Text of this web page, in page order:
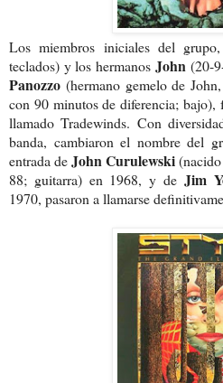
Los miembros iniciales del
teclados) y los hermanos John(20-
Panozzo (hermano gemelo de
con 90 minutos de diferencia;
llamado Tradewinds. Con
banda, cambiaron el nombre del
entrada deJohn Curulewski
88; guitarra) en 1968, y de Jim
1970, pasaron a llamarse